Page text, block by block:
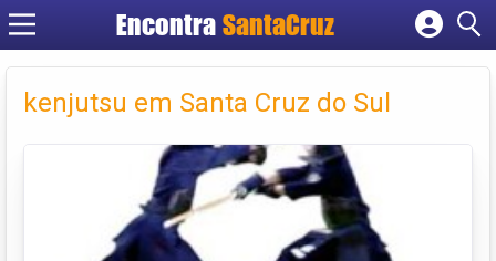
Encontra
Cadastrar empresa
Criar conta
kenjutsu em Santa Cruz do Sul